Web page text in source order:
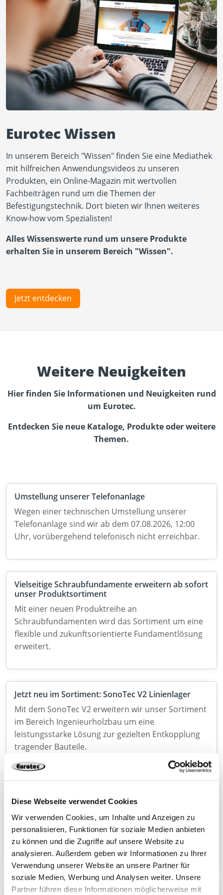
Diese Webseite verwendet Cookies
Wir verwenden Cookies, um Inhalte und Anzeigen zu
personalisieren, Funktionen für soziale Medien anbieten
zu können und die Zugriffe auf unsere Website zu
analysieren. Außerdem geben wir Informationen zu Ihrer
Verwendung unserer Website an unsere Partner für
soziale Medien, Werbung und Analysen weiter. Unsere
Partner führen diese Informationen möglicherweise mit
Eurotec Wissen
In unserem Bereich "Wissen" finden Sie eine Mediathek
mit hilfreichen Anwendungsvideos zu unseren
Produkten, ein Online-Magazin mit wertvollen
Fachbeiträgen rund um die Themen der
Befestigungstechnik. Dort bieten wir Ihnen weiteres
Know-how vom Spezialisten!
Alles Wissenswerte rund um unsere Produkte
erhalten Sie in unserem Bereich "Wissen".
Jetzt entdecken
Weitere Neuigkeiten
Hier finden Sie Informationen und Neuigkeiten rund
um Eurotec.
Entdecken Sie neue Kataloge, Produkte oder weitere
Themen.
Umstellung unserer Telefonanlage
Wegen einer technischen Umstellung unserer
Telefonanlage sind wir ab dem 07.08.2026, 12:00
Uhr, vorübergehend telefonisch nicht erreichbar.
Vielseitige Schraubfundamente erweitern ab sofort
unser Produktsortiment
Mit einer neuen Produktreihe an
Schraubfundamenten wird das Sortiment um eine
flexible und zukunftsorientierte Fundamentlösung
erweitert.
Jetzt neu im Sortiment: SonoTec V2 Linienlager
Mit dem SonoTec V2 erweitern wir unser Sortiment
im Bereich Ingenieurholzbau um eine
leistungsstarke Lösung zur gezielten Entkopplung
tragender Bauteile.
sichern
Die BG Bau fördert die Anschaffung von
Einschraubhilfen für den Holzbau mit 50 % der
Kosten. Jetzt den Zuschuss sichern!
Connecto – leistungsstarker Holzverbinder mit ETA